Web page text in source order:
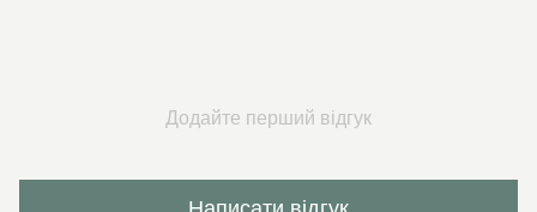
Додайте перший відгук